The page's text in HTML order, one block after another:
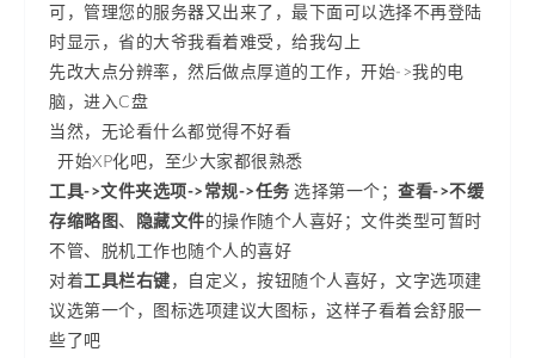
可，管理您的服务器又出来了，最下面可以选择不再登陆
时显示，省的大爷我看着难受，给我勾上
先改大点分辨率，然后做点厚道的工作，开始->我的电
脑，进入C盘
当然，无论看什么都觉得不好看
开始XP化吧，至少大家都很熟悉
工具->文件夹选项->常规->任务 选择第一个； 查看->不缓
存缩略图、 隐藏文件的操作随个人喜好；文件类型可暂时
不管、脱机工作也随个人的喜好
对着工具栏右键，自定义，按钮随个人喜好，文字选项建
议选第一个，图标选项建议大图标，这样子看着会舒服一
些了吧